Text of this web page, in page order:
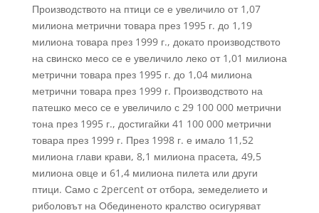
Производството на птици се е увеличило от 1,07
милиона метрични товара през 1995 г. до 1,19
милиона товара през 1999 г., докато производството
на свинско месо се е увеличило леко от 1,01 милиона
метрични товара през 1995 г. до 1,04 милиона
метрични товара през 1999 г. Производството на
патешко месо се е увеличило с 29 100 000 метрични
тона през 1995 г., достигайки 41 100 000 метрични
товара през 1999 г. През 1998 г. е имало 11,52
милиона глави крави, 8,1 милиона прасета, 49,5
милиона овце и 61,4 милиона пилета или други
птици. Само с 2percent от отбора, земеделието и
риболовът на Обединеното кралство осигуряват